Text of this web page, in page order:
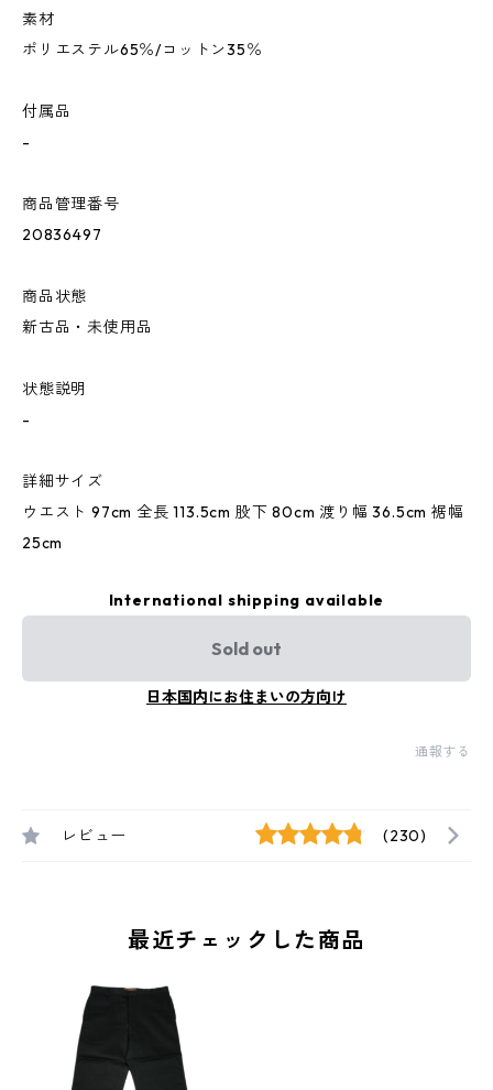
素材
ポリエステル65％/コットン35％
付属品
-
商品管理番号
20836497
商品状態
新古品・未使用品
状態説明
-
詳細サイズ
ウエスト 97cm 全長 113.5cm 股下 80cm 渡り幅 36.5cm 裾幅
25cm
International shipping available
Sold out
日本国内にお住まいの方向け
通報する
レビュー (230)
最近チェックした商品